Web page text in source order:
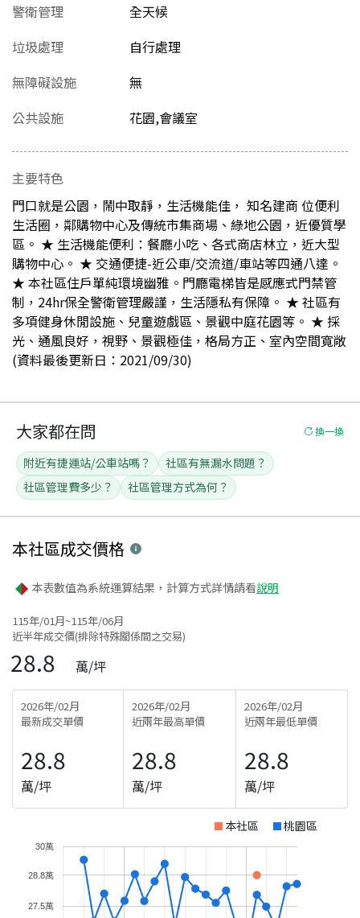
警衛管理
全天候
垃圾處理
自行處理
無障礙設施
無
公共設施
花園,會議室
主要特色
門口就是公園，鬧中取靜，生活機能佳， 知名建商 位便利
生活圈，鄰購物中心及傳統市集商場、綠地公園，近優質學
區。 ★ 生活機能便利：餐廳小吃、各式商店林立，近大型
購物中心。 ★ 交通便捷-近公車/交流道/車站等四通八達。
★ 本社區住戶單純環境幽雅。門廳電梯皆是感應式門禁管
制，24hr保全警衛管理嚴謹，生活隱私有保障。 ★ 社區有
多項健身休閒設施、兒童遊戲區、景觀中庭花園等。 ★ 採
光、通風良好，視野、景觀極佳，格局方正、室內空間寬敞
(資料最後更新日：2021/09/30)
大家都在問 換一換
附近有捷運站/公車站嗎？
社區有無漏水問題？
社區管理費多少？
社區管理方式為何？
本社區成交價格
本表數值為系統運算結果，計算方式詳情請看說明
115年/01月~115年/06月
近半年成交價(排除特殊關係間之交易)
28.8 萬/坪
2026年/02月
最新成交單價
28.8
萬/坪
2026年/02月
近兩年最高單價
28.8
萬/坪
2026年/02月
近兩年最低單價
28.8
萬/坪
本社區 桃園區
27.5萬
28.8萬
30萬